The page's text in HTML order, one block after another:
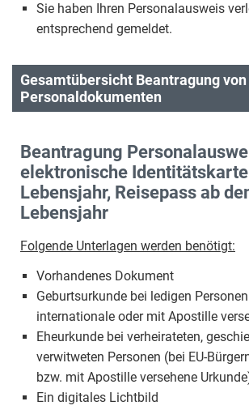
Sie haben Ihren Personalausweis
entsprechend gemeldet.
Gesamtübersicht Beantragung von
Personaldokumenten
Beantragung
elektronische
Lebensjahr, Reisepass ab
Lebensjahr
Folgende Unterlagen werden benötigt:
Vorhandenes Dokument
Geburtsurkunde bei ledigen
internationale oder mit Apostille
Eheurkunde bei verheirateten,
verwitweten Personen (bei EU-
bzw. mit Apostille versehene
Ein digitales Lichtbild